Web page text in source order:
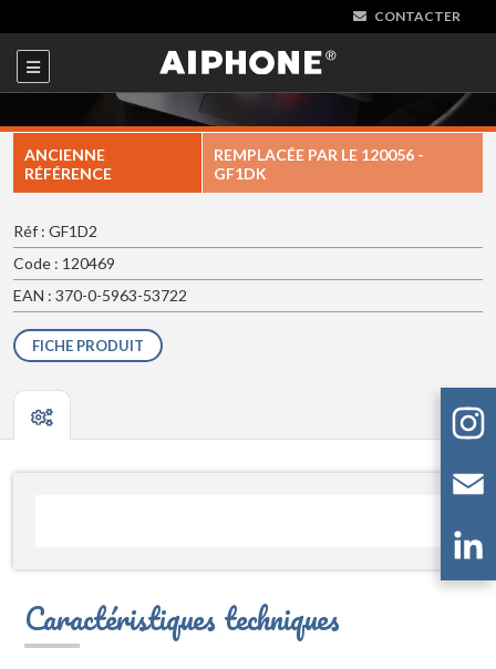
CONTACTER
ANCIENNE
RÉFÉRENCE
REMPLACÉE PAR LE 120056 -
GF1DK
Réf : GF1D2
Code : 120469
EAN : 370-0-5963-53722
FICHE PRODUIT
Caractéristiques techniques